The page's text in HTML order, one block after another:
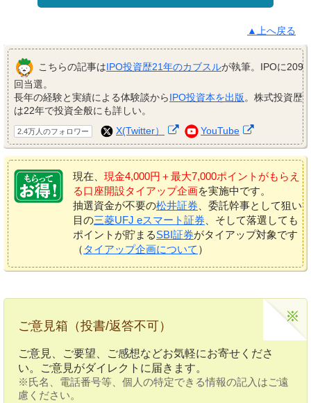
▲上へ戻る
こちらの記事はIPO投資歴21年のカブスルが執筆。IPOに209
回当選。
長年の経験と実績による体験談からIPO投資本を出版。株式投資歴
は22年で投資全般にも詳しい。
2.4万人のフォロワー X(Twitter） YouTube
現在、 現金4,000円＋最大7,000ポイントがもらえ
る口座開設タイアップ企画を実施中です。
抽選資金が不要の松井証券、委託幹事として狙い
目の三菱UFJ eスマート証券、そして落選しても
ポイントが貯まるSBI証券がタイアップ対象です
（ タイアップ企画について ）
ご意見箱（投書/返答不可）
ご意見、ご要望、ご感想などお気軽にお寄せくださ
い。ご意見がダイレクトに届きます。
※氏名、電話番号等、個人の特定できる情報の記入はご遠
慮ください。